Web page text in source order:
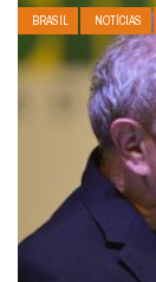
BRASIL NOTÍCIAS